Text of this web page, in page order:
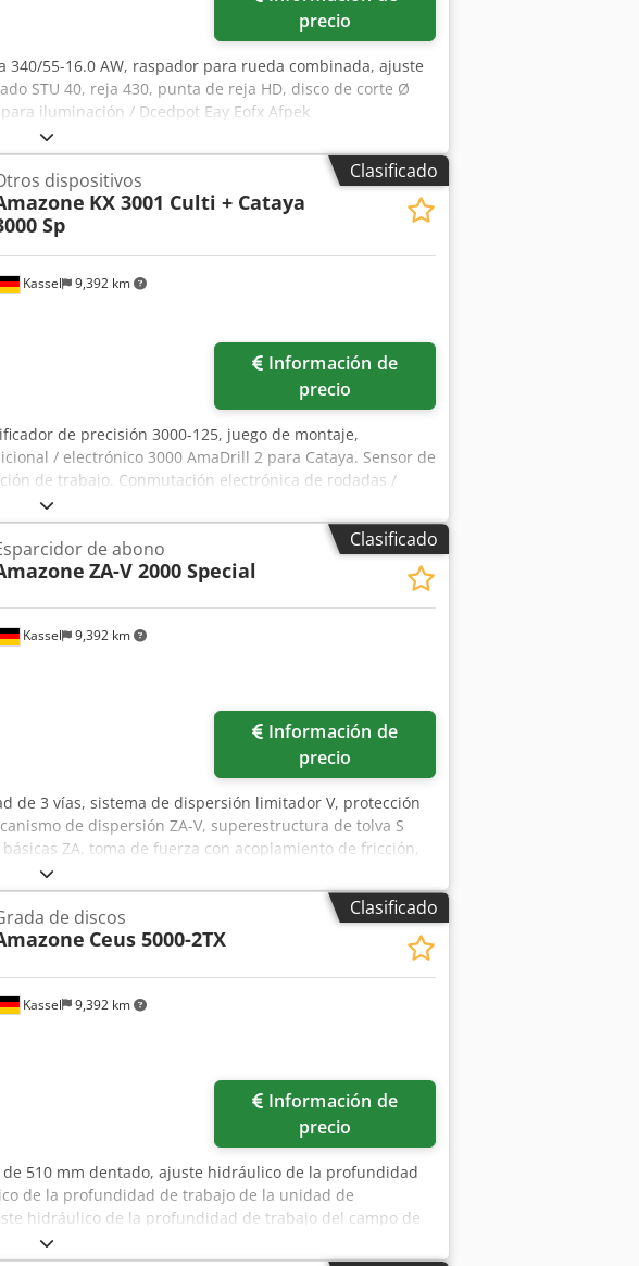
precio
340/55-16.0 AW, raspador para rueda combinada, ajuste
STU 40, reja 430, punta de reja HD, disco de corte Ø
iluminación / Dcedpot Eay Eofx Afpek
Clasificado
Kassel 9,392 km
dispositivos
KX 3001 Culti + Cataya
Sp
precio
de precisión 3000-125, juego de montaje,
/ electrónico 3000 AmaDrill 2 para Cataya. Sensor de
de trabajo. Conmutación electrónica de rodadas /
Afpok
Clasificado
Kassel 9,392 km
de abono
ZA-V 2000 Special
precio
de 3 vías, sistema de dispersión limitador V, protección
de dispersión ZA-V, superestructura de tolva S
ZA, toma de fuerza con acoplamiento de fricción,
Dcjdpfx Afot Dwibjpjk
Clasificado
Kassel 9,392 km
de discos
Ceus 5000-2TX
precio
de 510 mm dentado, ajuste hidráulico de la profundidad
de la profundidad de trabajo de la unidad de
hidráulico de la profundidad de trabajo del campo de
(14/K1) Dsdpfxstz Tplj Afpeck